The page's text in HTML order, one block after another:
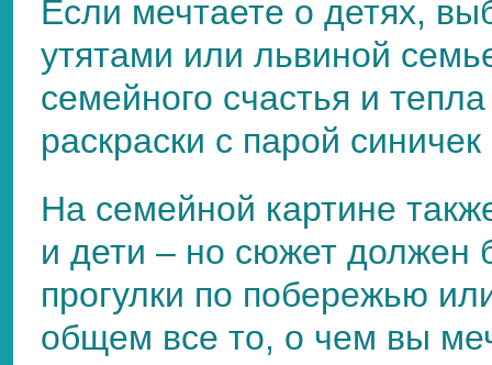
Если мечтаете о детях,
утятами или львиной
семейного счастья и
раскраски с парой
На семейной картине
и дети – но сюжет должен
прогулки по побережью
общем все то, о чем вы